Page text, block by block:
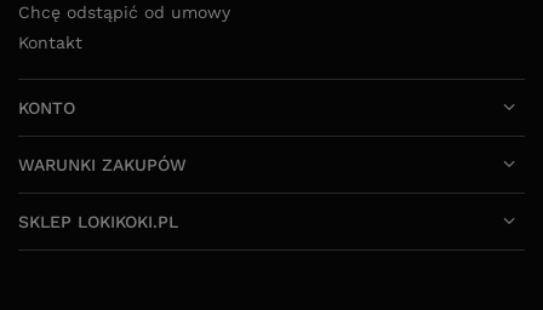
Chcę odstąpić od umowy
Kontakt
KONTO
WARUNKI ZAKUPÓW
SKLEP LOKIKOKI.PL